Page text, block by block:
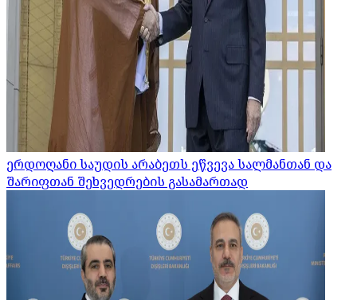
ერდოღანი საუდის არაბეთს ეწვევა სალმანთან და
შარიფთან შეხვედრების გასამართად